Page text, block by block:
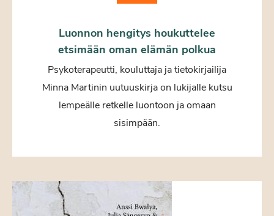
Luonnon hengitys houkuttelee
etsimään oman elämän polkua
Psykoterapeutti, kouluttaja ja tietokirjailija
Minna Martinin uutuuskirja on lukijalle kutsu
lempeälle retkelle luontoon ja omaan
sisimpään.